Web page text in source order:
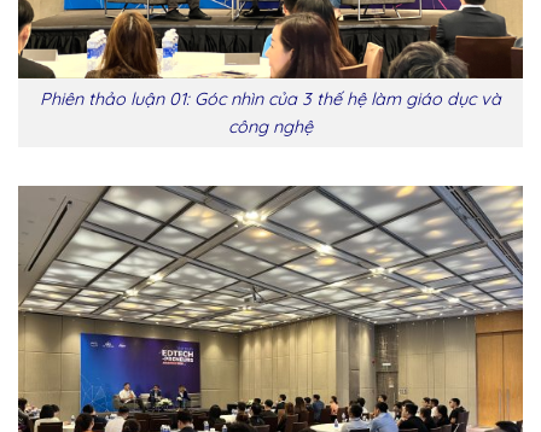
Phiên thảo luận 01: Góc nhìn của 3 thế hệ làm giáo dục và
công nghệ